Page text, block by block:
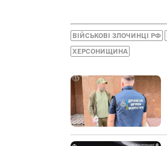
ВІЙСЬКОВІ ЗЛОЧИНЦІ РФ
ХЕРСОНИЩИНА